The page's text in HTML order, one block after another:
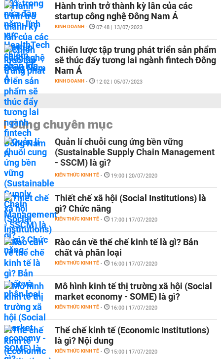
Hành trình trở thành kỳ lân của các
startup công nghệ Đông Nam Á
KINH DOANH - 07:48 | 13/07/2023
Chiến lược tập trung phát triển sản phẩm
sẽ thúc đẩy tương lai ngành fintech Đông
Nam Á
KINH DOANH - 12:02 | 05/07/2023
Cùng chuyên mục
Quản lí chuỗi cung ứng bền vững
(Sustainable Supply Chain Management
- SSCM) là gì?
KIẾN THỨC KINH TẾ - 19:00 | 20/07/2020
Thiết chế xã hội (Social Institutions) là
gì? Chức năng
KIẾN THỨC KINH TẾ - 17:00 | 17/07/2020
Rào cản về thể chế kinh tế là gì? Bản
chất và phân loại
KIẾN THỨC KINH TẾ - 16:00 | 17/07/2020
Mô hình kinh tế thị trường xã hội (Social
market economy - SOME) là gì?
KIẾN THỨC KINH TẾ - 16:00 | 17/07/2020
Thể chế kinh tế (Economic Institutions)
là gì? Nội dung
KIẾN THỨC KINH TẾ - 15:00 | 17/07/2020